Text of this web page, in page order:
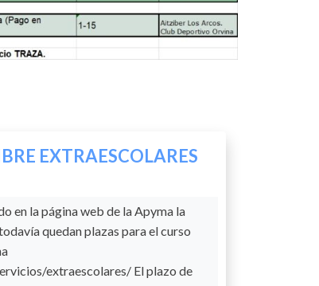
EXTRAESCOLARES
en la página web de la Apyma la
quedan plazas para el curso
extraescolares/ El plazo de